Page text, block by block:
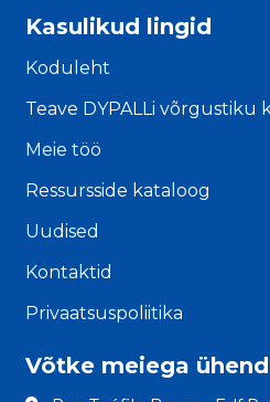
Kasulikud lingid
Koduleht
Teave DYPALLi võrgustiku
Meie töö
Ressursside kataloog
Uudised
Kontaktid
Privaatsuspoliitika
Võtke meiega